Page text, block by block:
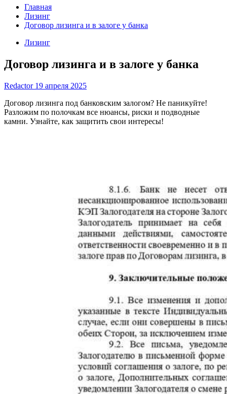
Главная
Лизинг
Договор лизинга и в залоге у банка
Лизинг
Договор лизинга и в залоге у банка
Redactor 19 апреля 2025
Договор лизинга под банковским залогом? Не паникуйте!
Разложим по полочкам все нюансы, риски и подводные
камни. Узнайте, как защитить свои интересы!